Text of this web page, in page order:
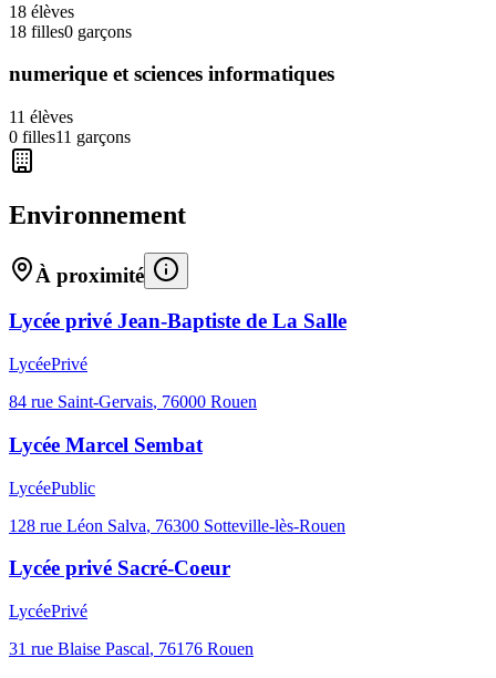
18 élèves
18 filles0 garçons
numerique et sciences informatiques
11 élèves
0 filles11 garçons
Environnement
À proximité
Lycée privé Jean-Baptiste de La Salle
LycéePrivé
84 rue Saint-Gervais, 76000 Rouen
Lycée Marcel Sembat
LycéePublic
128 rue Léon Salva, 76300 Sotteville-lès-Rouen
Lycée privé Sacré-Coeur
LycéePrivé
31 rue Blaise Pascal, 76176 Rouen